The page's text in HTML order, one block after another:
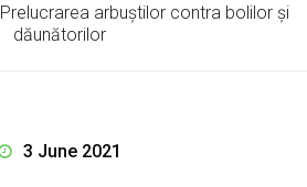
Prelucrarea arbuștilor contra bolilor și
dăunătorilor
3 June 2021